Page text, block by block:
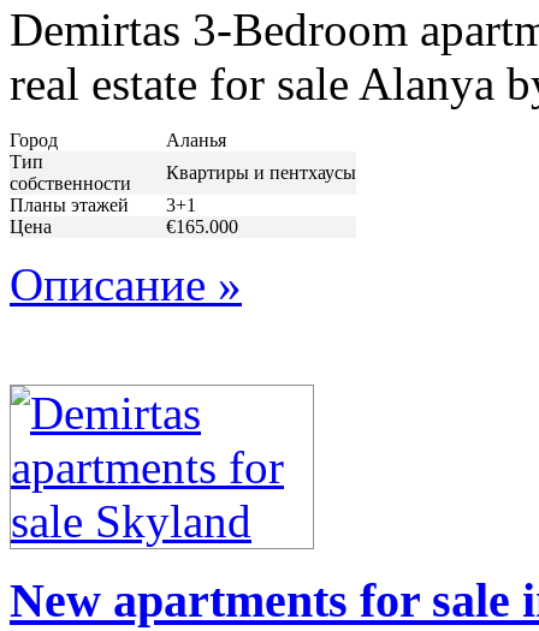
Demirtas 3-Bedroom
real estate for sale Alanya
Город
Аланья
Тип
собственности
Квартиры и пентхаусы
Планы этажей
3+1
Цена
€165.000
Описание »
New apartments for sale